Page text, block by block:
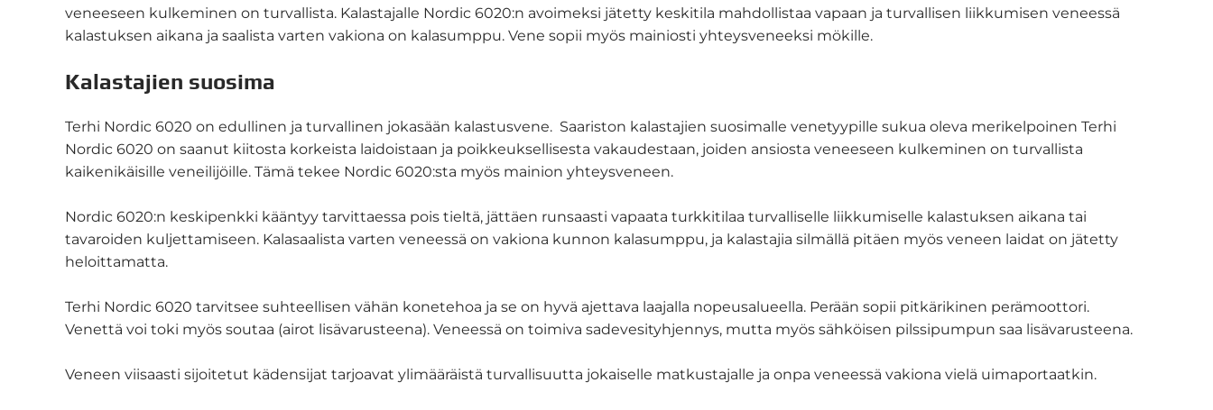
veneeseen kulkeminen on turvallista. Kalastajalle Nordic 6020:n avoimeksi jätetty keskitila mahdollistaa vapaan ja turvallisen liikkumisen veneessä
kalastuksen aikana ja saalista varten vakiona on kalasumppu. Vene sopii myös mainiosti yhteysveneeksi mökille.
Kalastajien suosima
Terhi Nordic 6020 on edullinen ja turvallinen jokasään kalastusvene. Saariston kalastajien suosimalle venetyypille sukua oleva merikelpoinen Terhi
Nordic 6020 on saanut kiitosta korkeista laidoistaan ja poikkeuksellisesta vakaudestaan, joiden ansiosta veneeseen kulkeminen on turvallista
kaikenikäisille veneilijöille. Tämä tekee Nordic 6020:sta myös mainion yhteysveneen.
Nordic 6020:n keskipenkki kääntyy tarvittaessa pois tieltä, jättäen runsaasti vapaata turkkitilaa turvalliselle liikkumiselle kalastuksen aikana tai
tavaroiden kuljettamiseen. Kalasaalista varten veneessä on vakiona kunnon kalasumppu, ja kalastajia silmällä pitäen myös veneen laidat on jätetty
heloittamatta.
Terhi Nordic 6020 tarvitsee suhteellisen vähän konetehoa ja se on hyvä ajettava laajalla nopeusalueella. Perään sopii pitkärikinen perämoottori.
Venettä voi toki myös soutaa (airot lisävarusteena). Veneessä on toimiva sadevesityhjennys, mutta myös sähköisen pilssipumpun saa lisävarusteena.
Veneen viisaasti sijoitetut kädensijat tarjoavat ylimääräistä turvallisuutta jokaiselle matkustajalle ja onpa veneessä vakiona vielä uimaportaatkin.